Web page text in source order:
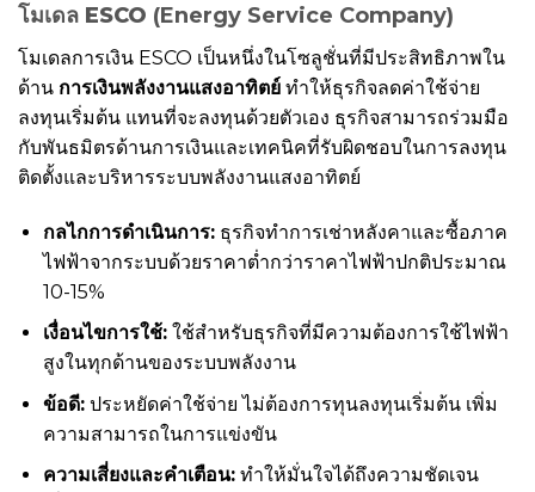
โมเดล ESCO (Energy Service Company)
โมเดลการเงิน ESCO เป็นหนึ่งในโซลูชั่นที่มีประสิทธิภาพใน
ด้าน การเงินพลังงานแสงอาทิตย์ ทำให้ธุรกิจลดค่าใช้จ่าย
ลงทุนเริ่มต้น แทนที่จะลงทุนด้วยตัวเอง ธุรกิจสามารถร่วมมือ
กับพันธมิตรด้านการเงินและเทคนิคที่รับผิดชอบในการลงทุน
ติดตั้งและบริหารระบบพลังงานแสงอาทิตย์
กลไกการดำเนินการ:ธุรกิจทำการเช่าหลังคาและซื้อภาค
ไฟฟ้าจากระบบด้วยราคาต่ำกว่าราคาไฟฟ้าปกติประมาณ
10-15%
เงื่อนไขการใช้:ใช้สำหรับธุรกิจที่มีความต้องการใช้ไฟฟ้า
สูงในทุกด้านของระบบพลังงาน
ข้อดี:ประหยัดค่าใช้จ่าย ไม่ต้องการทุนลงทุนเริ่มต้น เพิ่ม
ความสามารถในการแข่งขัน
ความเสี่ยงและคำเตือน:ทำให้มั่นใจได้ถึงความชัดเจน